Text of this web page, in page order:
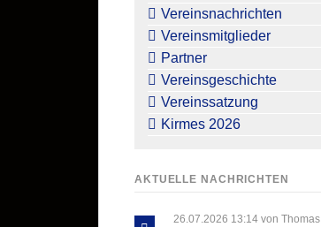
Vereinsnachrichten
Vereinsmitglieder
Partner
Vereinsgeschichte
Vereinssatzung
Kirmes 2026
AKTUELLE NACHRICHTEN
26.07.2026 13:14 von Thomas